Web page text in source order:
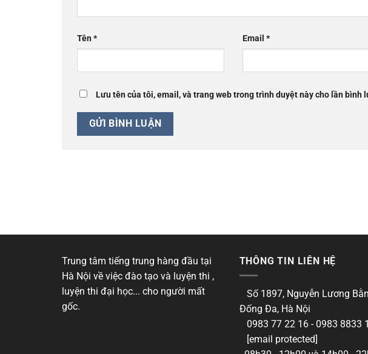
Tên* Email*
Lưu tên của tôi, email, và trang web trong trình duyệt này cho lần bình
Trung tâm tiếng trung hàng đầu tại
Hà Nội về việc đào tạo và luyện thi ,
luyện thi đại học... cho người mất
gốc.
THÔNG TIN LIÊN HỆ
Số 1897, Nguyễn Lương
Đống Đa, Hà Nội
0983 77 22 16 - 0983 8833 1
[email protected]